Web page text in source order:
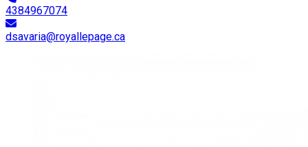
4384967074
dsavaria@royallepage.ca